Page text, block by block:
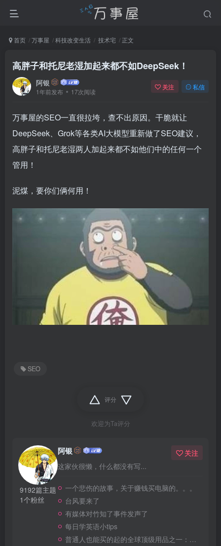
首页 万事屋 科技改变生活 技术宅 正文
高胖子和托尼老湿加起来都不如DeepSeek！
阿银
1年前发布 17次阅读
关注 私信
万事屋的SEO一直很拉垮，查不出原因。干脆就让
DeepSeek、Grok等各类AI大模型重新做了SEO建议，
高胖子和托尼老湿两人加起来都不如他们中的任何一个
管用！
泥煤，要你们俩何用！
SEO
评分
欢迎为Ta评分
9192篇主题
1个粉丝
阿银
这家伙很懒，什么都没有写...
关注
一个悲伤的故事，关于赚钱买电脑的。。。
台风要来了
有媒体对竹知了事件发声了
每日学英语小tips
普通人也能买的起的全球顶级用品之一：WD-40润滑除锈剂！